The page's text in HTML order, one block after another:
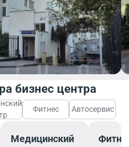
бизнес центра
Фитнес Автосервис
Медицинский